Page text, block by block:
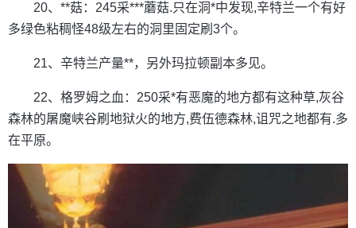
20、**菇：245采***蘑菇.只在洞*中发现,辛特兰一个有好
多绿色粘稠怪48级左右的洞里固定刷3个。
21、辛特兰产量**，另外玛拉顿副本多见。
22、格罗姆之血：250采*有恶魔的地方都有这种草,灰谷
森林的屠魔峡谷刷地狱火的地方,费伍德森林,诅咒之地都有.多
在平原。